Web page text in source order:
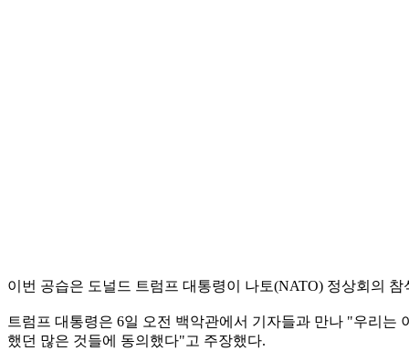
이번 공습은 도널드 트럼프 대통령이 나토(NATO) 정상회의
트럼프 대통령은 6일 오전 백악관에서 기자들과 만나 "우리
했던 많은 것들에 동의했다"고 주장했다.